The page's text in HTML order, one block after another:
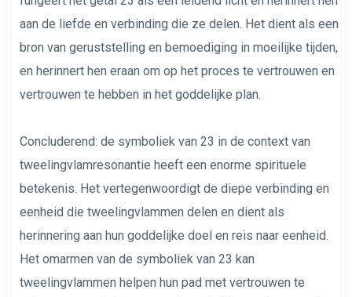
aan de liefde en verbinding die ze delen. Het dient als een
bron van geruststelling en bemoediging in moeilijke tijden,
en herinnert hen eraan om op het proces te vertrouwen en
vertrouwen te hebben in het goddelijke plan.
Concluderend: de symboliek van 23 in de context van
tweelingvlamresonantie heeft een enorme spirituele
betekenis. Het vertegenwoordigt de diepe verbinding en
eenheid die tweelingvlammen delen en dient als
herinnering aan hun goddelijke doel en reis naar eenheid.
Het omarmen van de symboliek van 23 kan
tweelingvlammen helpen hun pad met vertrouwen te